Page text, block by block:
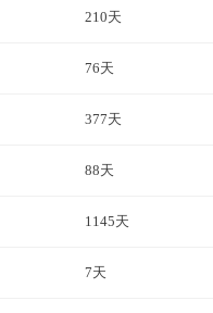
210天
76天
377天
88天
1145天
7天